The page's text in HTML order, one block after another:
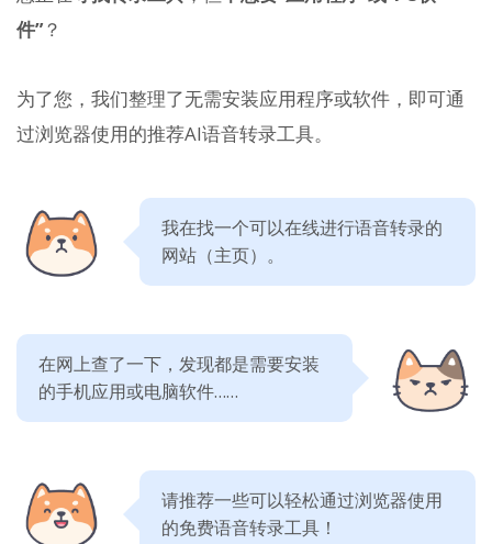
件”？
为了您，我们整理了无需安装应用程序或软件，即可通
过浏览器使用的推荐AI语音转录工具。
我在找一个可以在线进行语音转录的
网站（主页）。
在网上查了一下，发现都是需要安装
的手机应用或电脑软件……
请推荐一些可以轻松通过浏览器使用
的免费语音转录工具！